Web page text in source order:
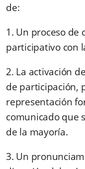
de:
1. Un proceso
participativo con
2. La activación
de participación,
representación
comunicado que
de la mayoría.
3. Un